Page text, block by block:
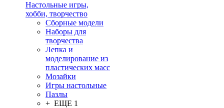
Настольные игры,
хобби, творчество
Сборные модели
Наборы для
творчества
Лепка и
моделирование из
пластических масс
Мозайки
Игры настольные
Пазлы
+ ЕЩЕ 1